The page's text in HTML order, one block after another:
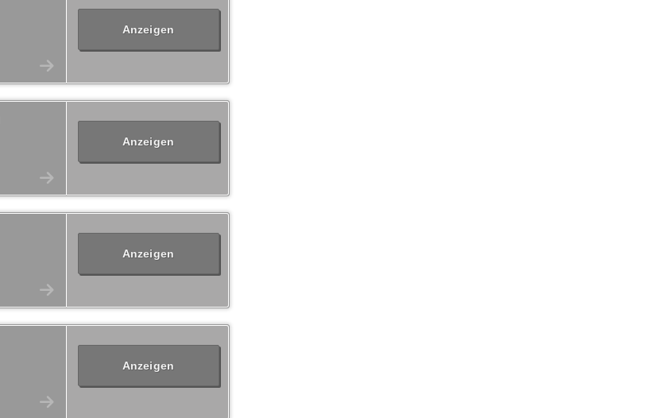
Anzeigen
Anzeigen
Anzeigen
Anzeigen